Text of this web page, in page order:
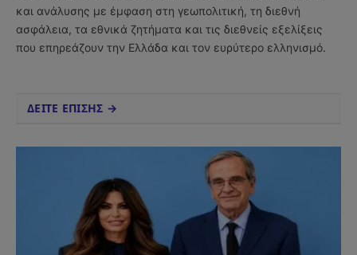
και ανάλυσης με έμφαση στη γεωπολιτική, τη διεθνή
ασφάλεια, τα εθνικά ζητήματα και τις διεθνείς εξελίξεις
που επηρεάζουν την Ελλάδα και τον ευρύτερο ελληνισμό.
ΔΕΙΤΕ ΕΠΙΣΗΣ →